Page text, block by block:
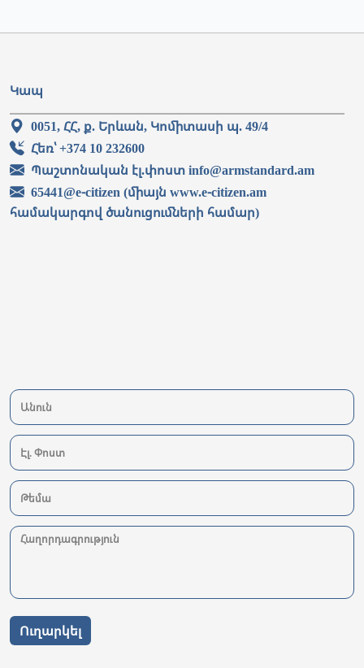
Կապ
0051, ՀՀ, ք. Երևան, Կոմիտասի պ. 49/4
Հեռ՝ +374 10 232600
Պաշտոնական էլ.փոստ info@armstandard.am
65441@e-citizen (միայն www.e-citizen.am
համակարգով ծանուցումների համար)
Ուղարկել